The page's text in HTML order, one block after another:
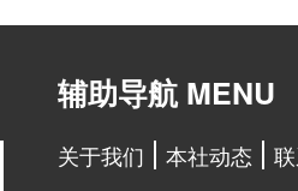
辅助导航 MENU
关于我们 本社动态